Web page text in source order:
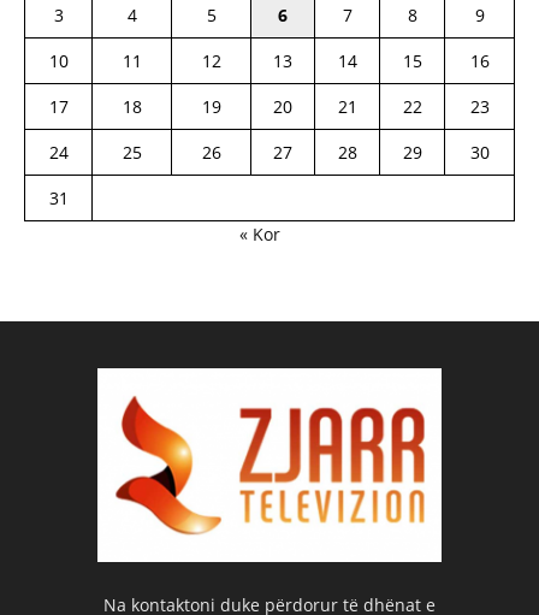
3
4 5 6 7 8
9
10
11 12 13 14 15
16
17
18 19 20 21 22
23
24
25 26 27 28 29
30
31
« Kor
Na kontaktoni duke përdorur të dhënat e